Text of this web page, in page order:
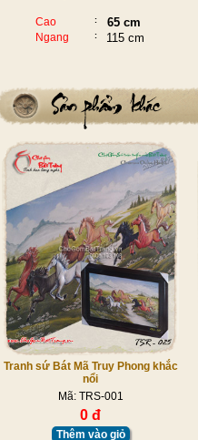
Cao : 65 cm
Ngang : 115 cm
Tranh sứ Bát Mã Truy Phong khắc
nổi
Mã: TRS-001
0 đ
Thêm vào giỏ